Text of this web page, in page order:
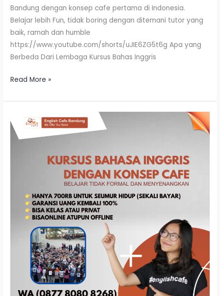
Bandung dengan konsep cafe pertama di Indonesia.
Belajar lebih Fun, tidak boring dengan ditemani tutor yang
baik, ramah dan humble
https://www.youtube.com/shorts/uJIE6ZG5t6g Apa yang
Berbeda Dari Lembaga Kursus Bahas Inggris
Read More »
Promo
Biaya
Kursus
Promo
Bulan